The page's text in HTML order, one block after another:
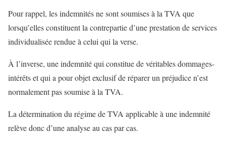
Pour rappel, les indemnités ne sont soumises à la TVA que
lorsqu’elles constituent la contrepartie d’une prestation de services
individualisée rendue à celui qui la verse.
À l’inverse, une indemnité qui constitue de véritables dommages-
intérêts et qui a pour objet exclusif de réparer un préjudice n’est
normalement pas soumise à la TVA.
La détermination du régime de TVA applicable à une indemnité
relève donc d’une analyse au cas par cas.